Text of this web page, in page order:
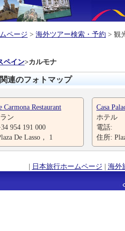
ページ > 海外ツアー検索・予約 > 観
ペイン>カルモナ
連のフォトマップ
Carmona Restaurant
ン
954 191 000
De Lasso， 1
Casa
ホテル
電話:
住所:
| 日本旅行ホームページ | 海外